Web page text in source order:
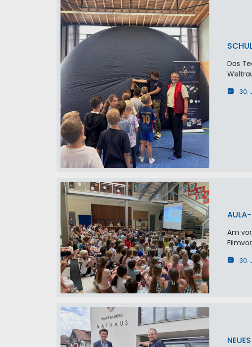
Das
30.
AULA-
Am
30.